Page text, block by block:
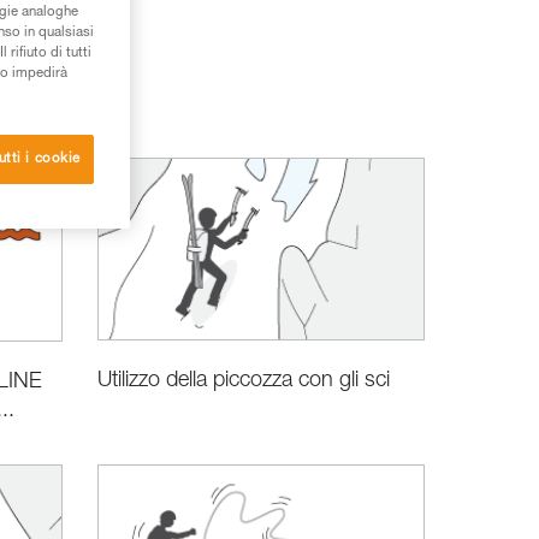
Utilizzo della piccozza con gli sci
analoghe
in qualsiasi
rifiuto di tutti
impedirà
i cookie